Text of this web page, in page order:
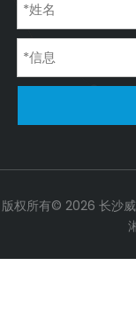
版权所有© 2026 长沙